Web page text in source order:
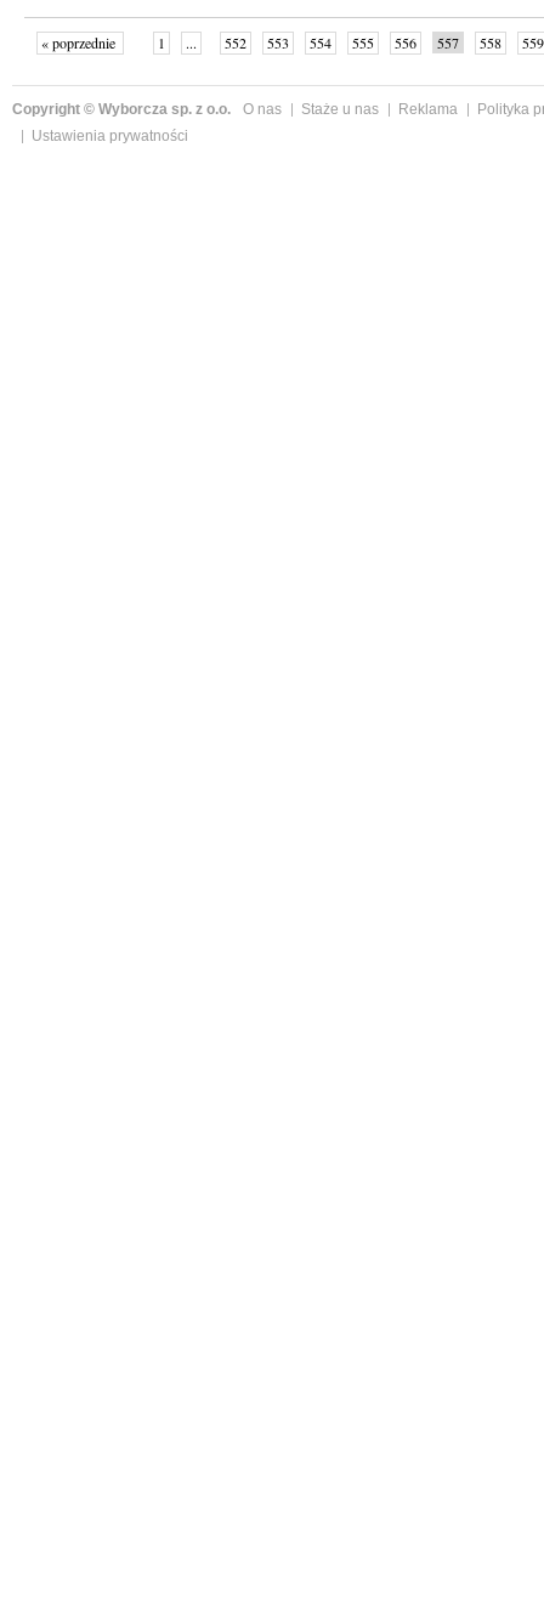
« poprzednie 1 ... 552 553 554 555 556 557 558
559
Copyright © Wyborcza sp. z o.o. O nas Staże u nas Reklama
Polityka
Ustawienia prywatności